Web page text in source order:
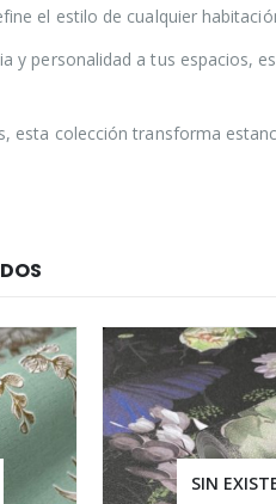
el estilo de cualquier
y personalidad a tus espacios,
esta colección transforma
SIN